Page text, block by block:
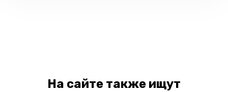
На сайте также ищут